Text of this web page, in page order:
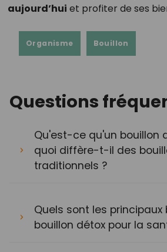
aujourd’hui et profiter de ses
Organisme Bouillon
Questions
Qu'est-ce qu'un bouillon
quoi diffère-t-il des
traditionnels ?
Quels sont les
bouillon détox pour la